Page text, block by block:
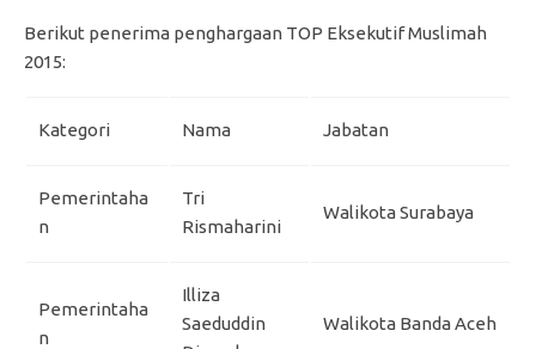
Berikut penerima penghargaan TOP Eksekutif Muslimah
2015:
Kategori Nama Jabatan
Pemerintaha
n
Tri
Rismaharini
Walikota Surabaya
Pemerintaha
n
Illiza
Saeduddin
Walikota Banda Aceh